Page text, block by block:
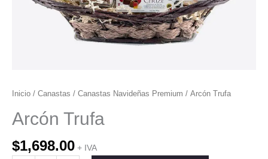
Inicio / Canastas / Canastas Navideñas Premium / Arcón Trufa
Arcón Trufa
$1,698.00 + IVA